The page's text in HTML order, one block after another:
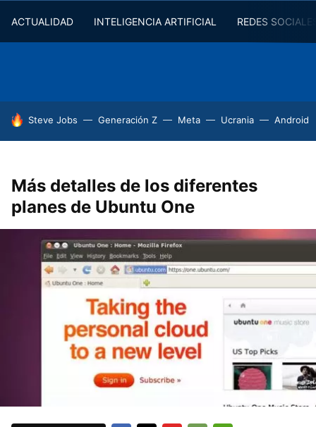
ACTUALIDAD INTELIGENCIA ARTIFICIAL REDES
HOY SE HABLA DE
Steve Jobs Generación Z Meta Ucrania Android
Más detalles de los diferentes
planes de Ubuntu One